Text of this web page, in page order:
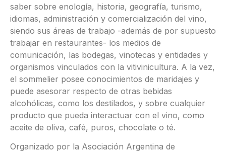
saber sobre enología, historia, geografía, turismo,
idiomas, administración y comercialización del vino,
siendo sus áreas de trabajo -además de por supuesto
trabajar en restaurantes- los medios de
comunicación, las bodegas, vinotecas y entidades y
organismos vinculados con la vitivinicultura. A la vez,
el sommelier posee conocimientos de maridajes y
puede asesorar respecto de otras bebidas
alcohólicas, como los destilados, y sobre cualquier
producto que pueda interactuar con el vino, como
aceite de oliva, café, puros, chocolate o té.
Organizado por la Asociación Argentina de